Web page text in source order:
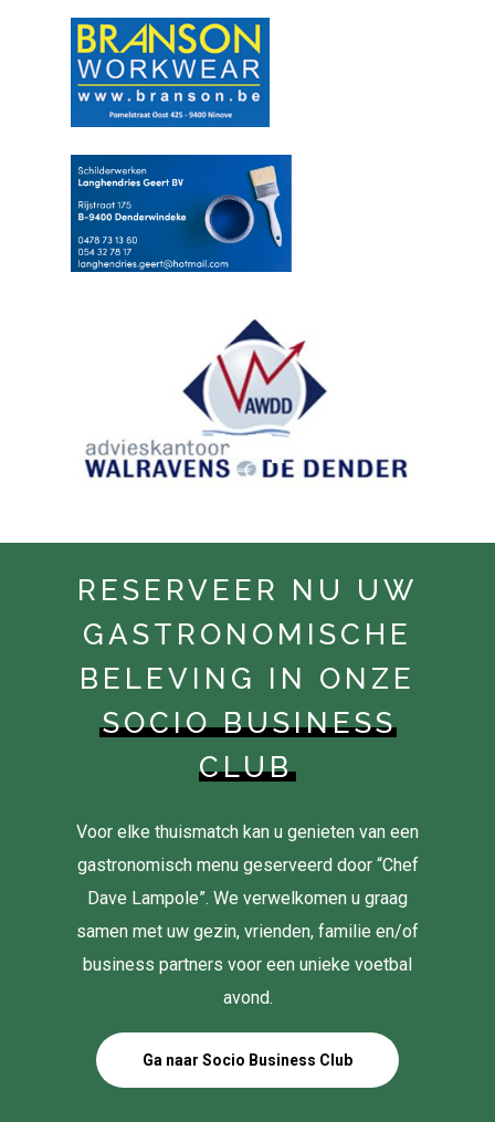
RESERVEER NU UW
GASTRONOMISCHE
BELEVING IN ONZE
SOCIO BUSINESS
CLUB
Voor elke thuismatch kan u genieten van een
gastronomisch menu geserveerd door “Chef
Dave Lampole”. We verwelkomen u graag
samen met uw gezin, vrienden, familie en/of
business partners voor een unieke voetbal
avond.
Ga naar Socio Business Club